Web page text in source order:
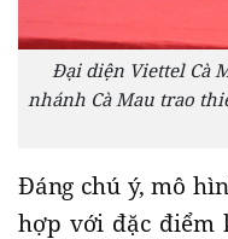
Đại diện Viettel Cà
nhánh Cà Mau trao
Đáng chú ý, mô
hợp với đặc điểm